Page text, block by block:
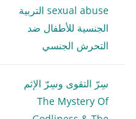
sexual abuse التربية
الجنسية للأطفال ضد
التحرش الجنسي
سِرّ التقوى وسِرّ الإثم
The Mystery Of